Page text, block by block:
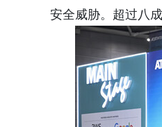
安全威胁。超过八